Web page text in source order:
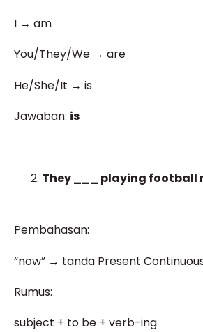
I → am
You/They/We → are
He/She/It → is
Jawaban: is
They ___ playing football
Pembahasan:
“now” → tanda Present
Rumus:
subject + to be + verb-ing